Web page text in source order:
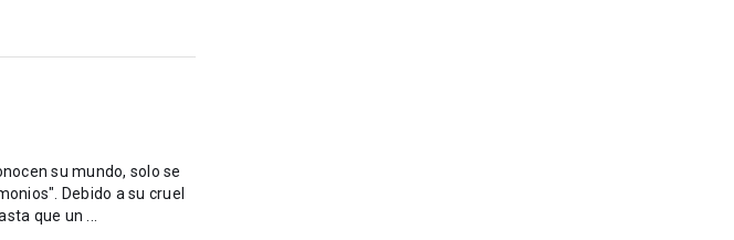
presenta sentimientos en cuanto al trabajo se refiere. Hasta que un ...